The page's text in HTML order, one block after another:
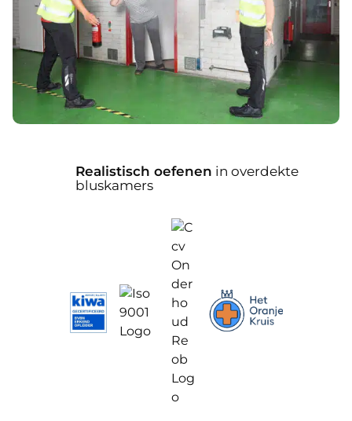
15 eigengecertificeerde
instructeurs